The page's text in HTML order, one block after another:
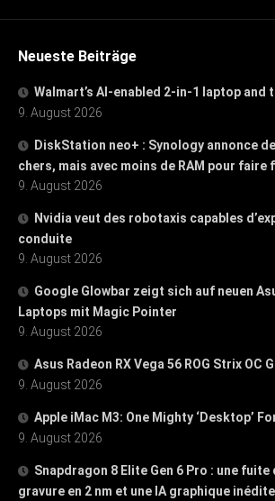
Neueste Beiträge
Walmart’s AI-enabled 2-in-1 laptop and
9. August 2026
DiskStation neo+ : Synology annonce
chers, mais avec moins de RAM pour faire
9. August 2026
Nvidia veut des robotaxis capables
conduite
9. August 2026
Google Glowbar zeigt sich auf neuen
Laptops mit Magic Pointer
9. August 2026
Asus Radeon RX Vega 56 ROG Strix OC
9. August 2026
Apple iMac M3: One Mighty ‘Desktop’
9. August 2026
Snapdragon 8 Elite Gen 6 Pro : une fuite
gravure en 2 nm et une IA graphique inédite